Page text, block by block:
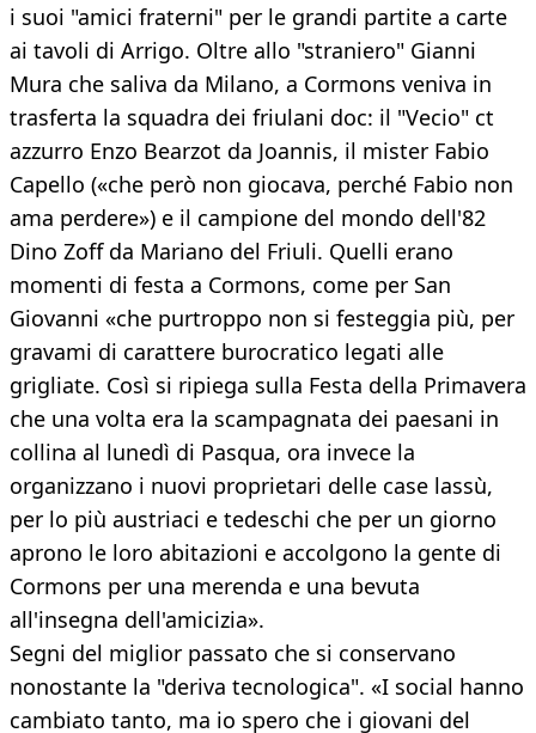
i suoi "amici fraterni" per le grandi partite a carte
ai tavoli di Arrigo. Oltre allo "straniero" Gianni
Mura che saliva da Milano, a Cormons veniva in
trasferta la squadra dei friulani doc: il "Vecio" ct
azzurro Enzo Bearzot da Joannis, il mister Fabio
Capello («che però non giocava, perché Fabio non
ama perdere») e il campione del mondo dell'82
Dino Zoff da Mariano del Friuli. Quelli erano
momenti di festa a Cormons, come per San
Giovanni «che purtroppo non si festeggia più, per
gravami di carattere burocratico legati alle
grigliate. Così si ripiega sulla Festa della Primavera
che una volta era la scampagnata dei paesani in
collina al lunedì di Pasqua, ora invece la
organizzano i nuovi proprietari delle case lassù,
per lo più austriaci e tedeschi che per un giorno
aprono le loro abitazioni e accolgono la gente di
Cormons per una merenda e una bevuta
all'insegna dell'amicizia».
Segni del miglior passato che si conservano
nonostante la "deriva tecnologica". «I social hanno
cambiato tanto, ma io spero che i giovani del